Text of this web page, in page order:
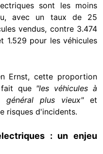
sont les moins
avec un taux de 25
vendus, contre 3.474
1.529 pour les véhicules
Ernst, cette proportion
que "les véhicules à
plus vieux"et
risques d'incidents.
: un enjeu